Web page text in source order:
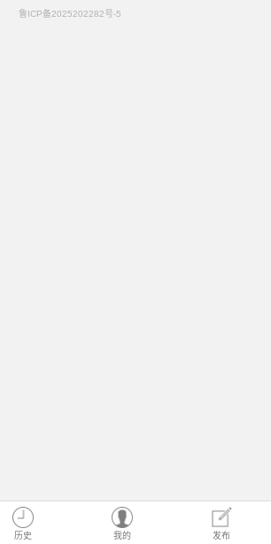
历史 我的 发布
鲁ICP备2025202282号-5